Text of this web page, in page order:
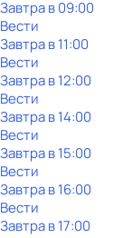
Завтра в 09:00
Вести
Завтра в 11:00
Вести
Завтра в 12:00
Вести
Завтра в 14:00
Вести
Завтра в 15:00
Вести
Завтра в 16:00
Вести
Завтра в 17:00